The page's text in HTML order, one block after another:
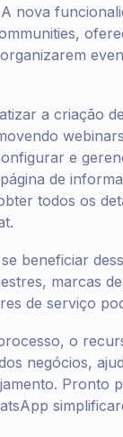
nova
a criação
e
de
todos os
beneficiar
marcas
de serviço
o
negócios,
Pronto